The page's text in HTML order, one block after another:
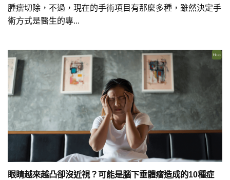
腫瘤切除，不過，現在的手術項目有那麼多種，雖然決定手
術方式是醫生的專...
眼睛越來越凸卻沒近視？可能是腦下垂體瘤造成的10種症